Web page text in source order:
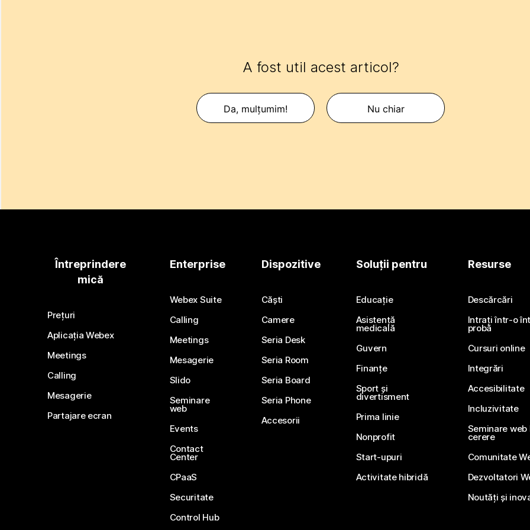
A fost util acest articol?
Da, mulțumim! Nu chiar
Întreprindere
mică
Prețuri
Aplicația Webex
Meetings
Calling
Mesagerie
Partajare ecran
Enterprise
Webex Suite
Calling
Meetings
Mesagerie
Slido
Seminare
web
Events
Contact
Center
CPaaS
Securitate
Control Hub
Dispozitive
Căști
Camere
Seria Desk
Seria Room
Seria Board
Seria Phone
Accesorii
Soluții pentru
Educație
Asistență
medicală
Guvern
Finanțe
Sport și
divertisment
Prima linie
Nonprofit
Start-upuri
Activitate hibridă
Resurse
Descărcări
Intrați într-o
probă
Cursuri online
Integrări
Accesibilitate
Incluzivitate
Seminare web
cerere
Comunitate
Dezvoltatori
Noutăți și